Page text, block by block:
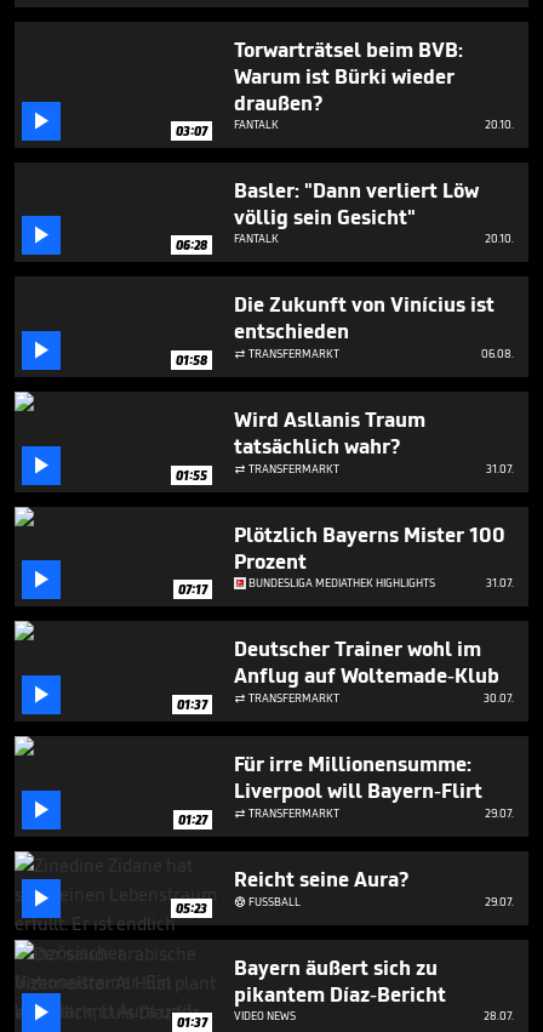
 03:07
Torwarträtsel beim BVB:
Warum ist Bürki wieder
draußen?
FANTALK 20.10.
 06:28
Basler: "Dann verliert Löw
völlig sein Gesicht"
FANTALK 20.10.
 01:58
Die Zukunft von Vinícius ist
entschieden
 TRANSFERMARKT 06.08.
 01:55
Wird Asllanis Traum
tatsächlich wahr?
 TRANSFERMARKT 31.07.
 07:17
Plötzlich Bayerns Mister 100
Prozent
BUNDESLIGA MEDIATHEK HIGHLIGHTS 31.07.
 01:37
Deutscher Trainer wohl im
Anflug auf Woltemade-Klub
 TRANSFERMARKT 30.07.
 01:27
Für irre Millionensumme:
Liverpool will Bayern-Flirt
 TRANSFERMARKT 29.07.
 05:23
Reicht seine Aura?
FUSSBALL 29.07.
 01:37
Bayern äußert sich zu
pikantem Díaz-Bericht
VIDEO NEWS 28.07.